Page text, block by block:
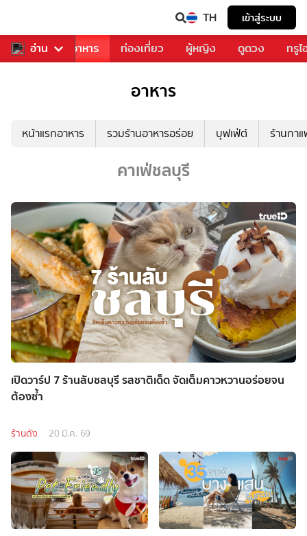
TH เข้าสู่ระบบ
อ่าน
การเพลง อาหาร ท่องเที่ยว ผู้หญิง ดูดวง ทรู
อาหาร
หน้าแรกอาหาร รวมร้านอาหารอร่อย บุฟเฟ่ต์ ร้านกา
คาเฟ่ชลบุรี
เปิดวาร์ป 7 ร้านลับชลบุรี รสชาติเด็ด จัดเต็มคาวหวานอร่อยจน
ต้องซ้ำ
ร้านดัง 20 มี.ค. 69